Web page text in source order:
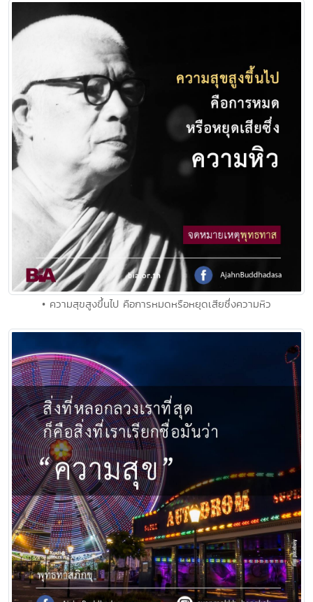
• ความสุขสูงขึ้นไป คือการหมดหรือหยุดเสียซึ่งความหิว